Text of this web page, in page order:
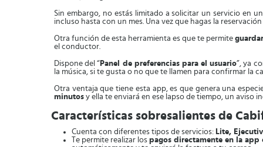
Sin embargo, no estás limitado a solicitar un servicio en
incluso hasta con un mes. Una vez que hagas la
Otra función de esta herramienta es que te permite
el conductor.
Dispone del “ Panel de preferencias para el usuario”, ya
la música, si te gusta o no que te llamen para confirmar la
Otra ventaja que tiene esta app, es que genera una
minutos y ella te enviará en ese lapso de tiempo, un
Características sobresalientes de
Cuenta con diferentes tipos de servicios: Lite,
Te permite realizar los pagos directamente en la app